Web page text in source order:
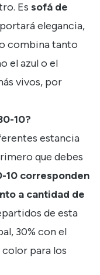
Es sofá de
elegancia,
combina tanto
el azul o el
vivos, por
10?
estancia
que debes
10 corresponden
a cantidad de
de esta
30% con el
color para los